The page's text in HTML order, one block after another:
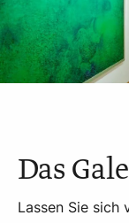
Das
Lassen Sie sich